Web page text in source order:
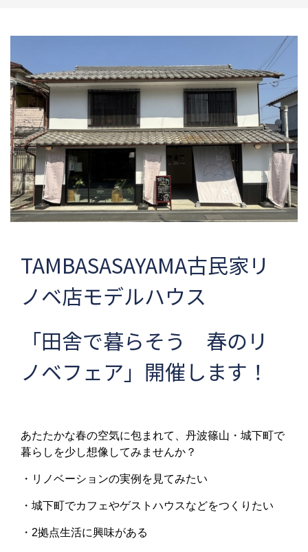
TAMBASASAYAMA古民家リ
ノベ店モデルハウス
「田舎で暮らそう 春のリ
ノベフェア」開催します！
あたたかな春の空気に包まれて、丹波篠山・城下町で
暮らしを少し想像してみませんか？
・リノベーションの実例を見てみたい
・城下町でカフェやゲストハウスなどをつくりたい
・2拠点生活に興味がある